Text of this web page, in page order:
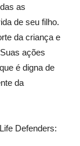
as
de seu filho.
da criança e
ações
é digna de
da
Defenders: